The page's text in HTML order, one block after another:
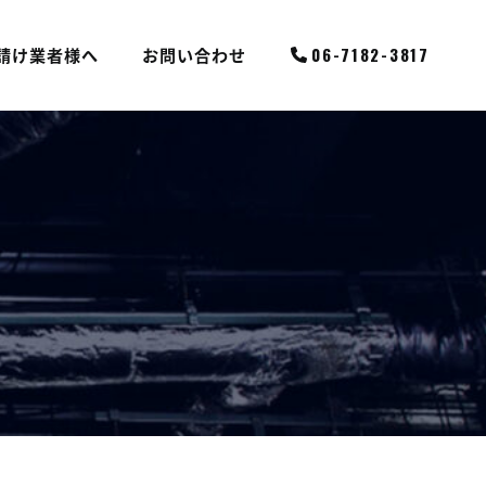
け業者様へ お問い合わせ 06-7182-3817